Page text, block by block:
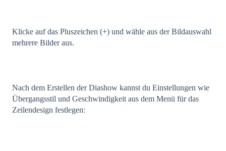
Klicke auf das Pluszeichen (+) und wähle aus der Bildauswahl
mehrere Bilder aus.
Nach dem Erstellen der Diashow kannst du Einstellungen wie
Übergangsstil und Geschwindigkeit aus dem Menü für das
Zeilendesign festlegen: